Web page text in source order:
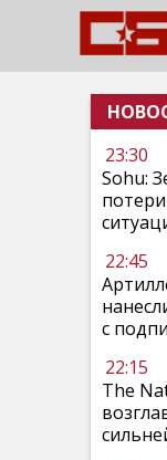
23:30
Sohu:
22:45
с
22:15
The